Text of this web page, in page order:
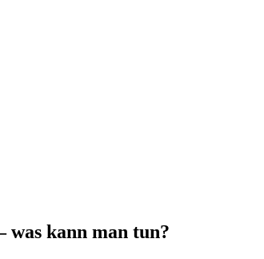
kann man tun?